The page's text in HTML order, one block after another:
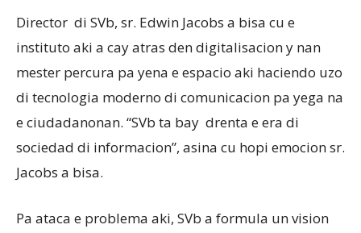
Director di SVb, sr. Edwin Jacobs a bisa cu e
instituto aki a cay atras den digitalisacion y nan
mester percura pa yena e espacio aki haciendo uzo
di tecnologia moderno di comunicacion pa yega na
e ciudadanonan. “SVb ta bay drenta e era di
sociedad di informacion”, asina cu hopi emocion sr.
Jacobs a bisa.
Pa ataca e problema aki, SVb a formula un vision